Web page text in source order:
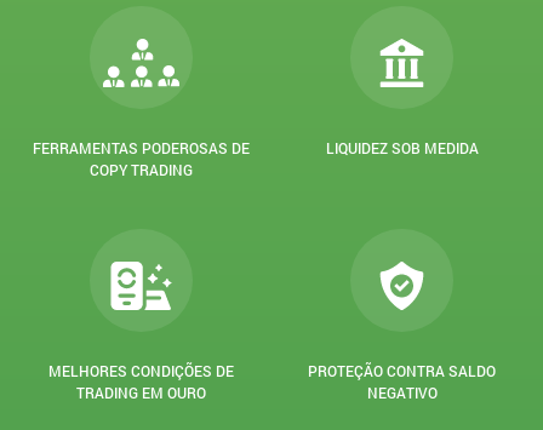
FERRAMENTAS PODEROSAS DE
COPY TRADING
LIQUIDEZ SOB MEDIDA
MELHORES CONDIÇÕES DE
TRADING EM OURO
PROTEÇÃO CONTRA SALDO
NEGATIVO